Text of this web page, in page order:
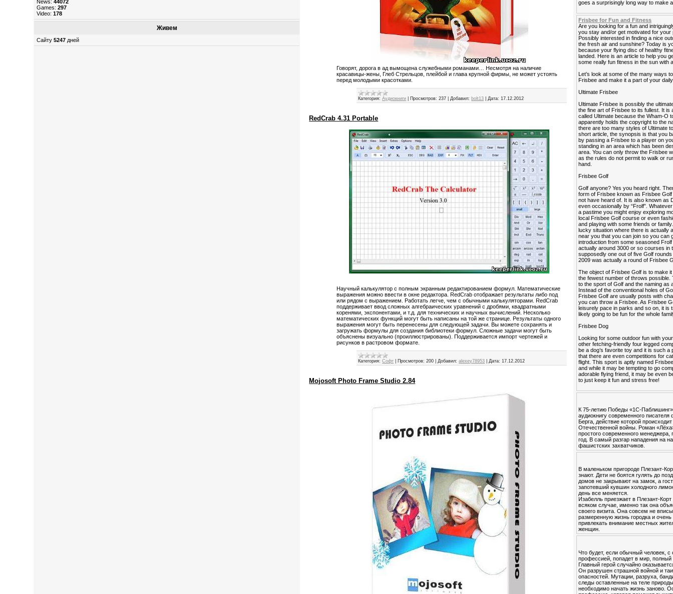
News:44072
Games:297
Video:178
Живем
Сайту5247 дней
Говорят, дорога в ад вымощена служебными романами… Несмотря на наличие
красавицы-жены, Глеб Стрельцов, плейбой и глава крупной фирмы, не может устоять
перед молодыми красотками.
Категория: Аудиокниги Просмотров: 237 |Добавил: bolt13 |Дата: 17.12.2012
RedCrab 4.31 Portable
Научный калькулятор с полным экранным редактированием формул. Математические
выражения можно ввести в окне редактора. RedCrab отображает результаты либо под
или рядом с выражением. Работать легче, чем с обычными калькуляторами. RedCrab
поддерживает ввод сложных алгебраических уравнений с дробями, квадратными
коренями, экспонентами, и т.д. для технических и научных вычислений. Несколько
математических функций могут быть написаны на той же странице. Результаты одного
выражения могут быть перенесены для следующей задачи. Вы можете сохранять и
загружать формулы для создания библиотеки формул. Сложные задачи могут быть
объяснены визуально (проиллюстрированы). Поддерживается импорт чертежей и
рисунков в растровом формате.
Категория: Софт Просмотров: 200 |Добавил: alexey78953 |Дата: 17.12.2012
Mojosoft Photo Frame Studio 2.84
goes a surprisingly long way to make
Frisbee for Fun and Fitness
Are you looking for a fun and
you stay and/or get motivated for your
Possibly interested in finding a nice
the fresh air and sunshine? Today is
because your flying disc of healthy
landed. Here is an article to help you
some really fun fitness in the sun with
Let’s look at some of the many ways
Frisbee and make it a part of your
Ultimate Frisbee
Ultimate Frisbee is possibly the
the fine art of Frisbee to its fullest. It is
called Ultimate because the Wham-O
apparently holds the copyright to the
there are too many styles of Ultimate
short article, the synopsis is that you
by passing a Frisbee to a player on
standing in an area which has been
area. You can only throw the Frisbee
as the rules do not permit to walk or
hand.
Frisbee Golf
Golf anyone? Yes you heard right.
form of Frisbee known as Frisbee
not have heard of. It is also known as
even occasionally by “Frolf”.
a pastime you might enjoy exploring
local Frisbee Golf course or even
and playing with some friends or
lucky situation where there is actually
near you that you can join so you can
introduction from some seasoned
actually around 3000 or so courses in
supposedly one out of five Golf
2009 was actually a round of Frisbee
The object of Frisbee Golf is to make
the fewest number of throws possible.
to the sport of Golf and the naming as
Instead of the conventional holes of
Frisbee Golf are usually posts with
you can throw a Frisbee. As Frisbee
leisurely pace in parks and so on, it is
likely going to be fun for the whole
Frisbee Dog
Looking for some outdoor fun with
other fetching-friendly four legged
be a dog’s favorite toy and it is such a
that there are even competitions for
flight. This sport is aptly named
and while it may be tempting to go
adorable flying friend, it may be even
to just keep it fun and stress free!
К 75-летию Победы «1С-
аудиокнигу современного писателя
Берга, действие которой
Отечественной войны. Роман
простого современного менеджера,
год. В самый разгар нападения на
фашистских захватчиков.
В маленьком пригороде Плезант-
знают. Дети не боятся гулять до
домов не закрывают на замок, а
запотевший кувшин холодного
день все меняется.
Изабелль приезжает в Плезант-
всяком случае, именно так она
своего визита. Она совсем не
размеренную жизнь городка и очень
привлекать внимание местных
женщин.
Что будет, если обычный человек, с
профессией, попадет в мир, полный
Главный герой случайно
Он разрушен страшной войной и
опасностей. Мутации, разруха,
следы оставленные на теле
необходимо начать жизнь заново.